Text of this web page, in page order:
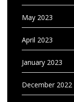
May 2023
April 2023
January 2023
December 2022